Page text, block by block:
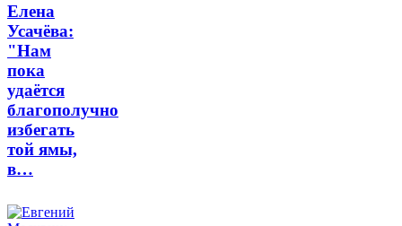
Елена
Усачёва:
"Нам
пока
удаётся
благополучно
избегать
той ямы,
в…